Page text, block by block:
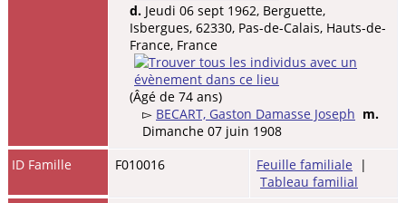
d. Jeudi 06 sept 1962, Berguette,
Isbergues, 62330, Pas-de-Calais, Hauts-de-
France, France
(Âgé de 74 ans)
▻ BECART, Gaston Damasse Joseph m.
Dimanche 07 juin 1908
ID Famille
F010016 Feuille familiale |
Tableau familial